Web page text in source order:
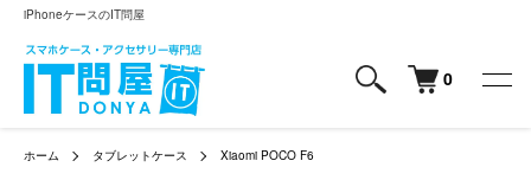
iPhoneケースのIT問屋
0
ホーム タブレットケース Xiaomi POCO F6